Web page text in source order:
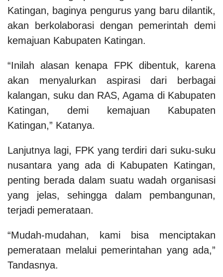
Katingan, baginya pengurus yang baru dilantik,
akan berkolaborasi dengan pemerintah demi
kemajuan Kabupaten Katingan.
“Inilah alasan kenapa FPK dibentuk, karena
akan menyalurkan aspirasi dari berbagai
kalangan, suku dan RAS, Agama di Kabupaten
Katingan, demi kemajuan Kabupaten
Katingan,” Katanya.
Lanjutnya lagi, FPK yang terdiri dari suku-suku
nusantara yang ada di Kabupaten Katingan,
penting berada dalam suatu wadah organisasi
yang jelas, sehingga dalam pembangunan,
terjadi pemerataan.
“Mudah-mudahan, kami bisa menciptakan
pemerataan melalui pemerintahan yang ada,”
Tandasnya.